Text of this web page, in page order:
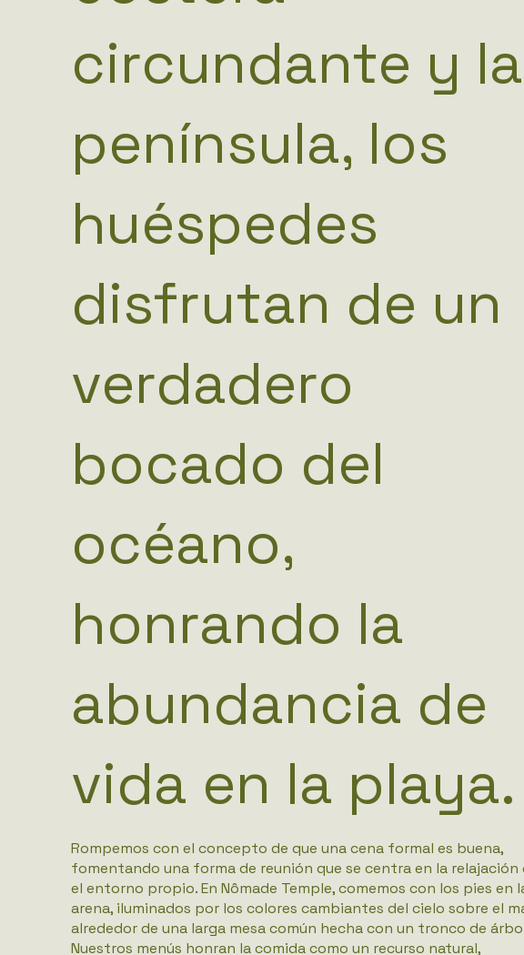
circundante y la
península, los
huéspedes
disfrutan de un
verdadero
bocado del
océano,
honrando la
abundancia de
vida en la playa.
Rompemos con el concepto de que una cena formal es buena,
fomentando una forma de reunión que se centra en la relajación
el entorno propio. En Nômade Temple, comemos con los pies en
arena, iluminados por los colores cambiantes del cielo sobre el
alrededor de una larga mesa común hecha con un tronco de
Nuestros menús honran la comida como un recurso natural,